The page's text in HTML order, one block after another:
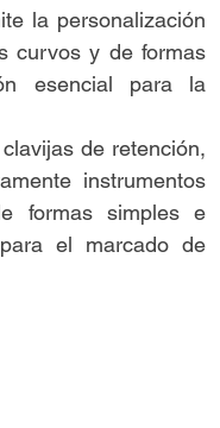
la personalización
curvos y de formas
esencial para la
de retención,
instrumentos
formas simples e
el marcado de